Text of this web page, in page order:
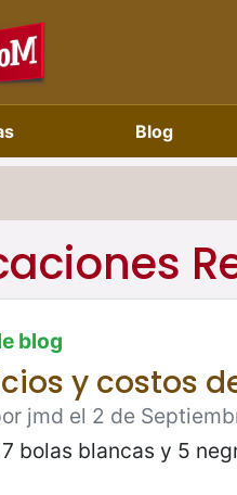
Blog
blog
y costos
jmd el 2 de
bolas blancas y 5